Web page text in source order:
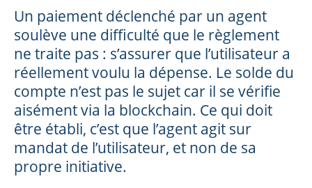
Un paiement déclenché par un agent
soulève une difficulté que le règlement
ne traite pas : s’assurer que l’utilisateur a
réellement voulu la dépense. Le solde du
compte n’est pas le sujet car il se vérifie
aisément via la blockchain. Ce qui doit
être établi, c’est que l’agent agit sur
mandat de l’utilisateur, et non de sa
propre initiative.